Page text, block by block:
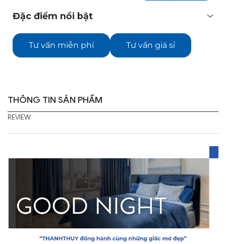
Đặc điểm nổi bật
Tư vấn miễn phí Tư vấn giá sỉ
THÔNG TIN SẢN PHẨM
REVIEW